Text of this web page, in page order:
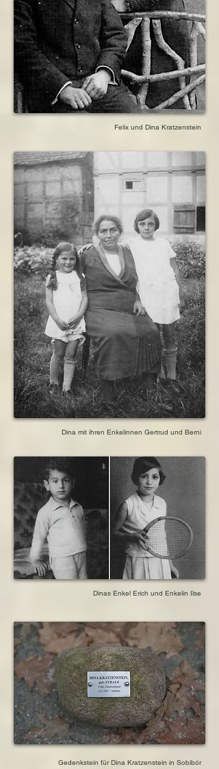
Enkelin Ilse Kratzenstein
geboren am 17. Dezember 1921 in
Niedermarsberg, Nordrhein-Westfalen,
Deutschland
ermordet am 6. Oktober 1944 in der Mordstätte
Auschwitz-Birkenau
Enkel Erich Kratzenstein
geboren am 21. März 1927 in Niedermarsberg,
Nordrhein-Westfalen, Deutschland
Schwiegersohn Max Winter
geboren am 23. September 1895
geboren in Jastrow, Polen (damals Deutsch
Krone, Schlesien)
ermordet am 31. März 1944 in der Mordstätte
Auschwitz-Birkenau
Enkelin Berni Winter, später verheiratete van
Gelder
geboren am 16. Oktober 1920 in Marienhagen,
Hessen, Deutschland
ermordet am 19. Oktober 1942 in der Mordstätte
Auschwitz-Birkenau
Enkelin Gertrud Winter
geboren am 9. Juni 1924 in Marienhagen,
Hessen, Deutschland
ermordet am 19. Oktober 1942 in der Mordstätte
Auschwitz-Birkenau
Schwiegerenkel Karel van Gelder, verheiratet
mit Enkelin Berni Winter
ermordet am 31. März 1944 in der Mordstätte
Auschwitz-Birkenau
Schwiegerenkel Otto Meijer, verh. mit Enkelin
Hilde Kratzenstein
geboren am 26. Juni 1917 in Groningen,
Niederlande
ermordet am 6. Januar 1944 im
Konzentrationslager Auschwitz-Monowitz
und Enkel Erich über Dachau
                  nach Flossenbürg
1944          Verschleppung und Tod der Familie
ihrer Tochter Hedwig
                  in Auschwitz
1945          Ermordung ihres Sohnes Hermann
in Leitmeritz
Felix und Dina Kratzenstein
Dina mit ihren Enkelinnen Gertrud und Berni
Dinas Enkel Erich und Enkelin Ilse
Gedenkstein für Dina Kratzenstein in Sobibór